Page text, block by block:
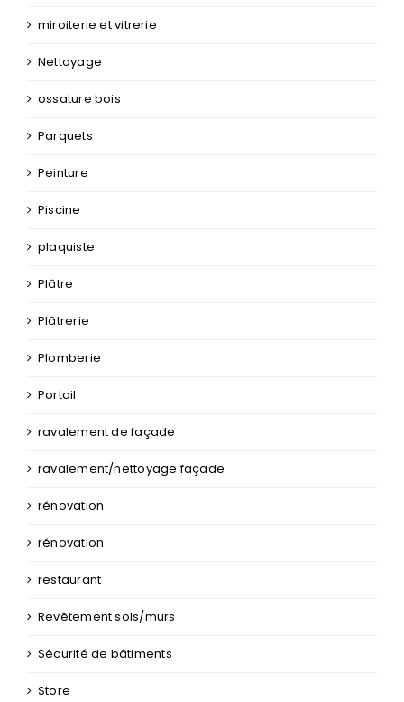
miroiterie et vitrerie
Nettoyage
ossature bois
Parquets
Peinture
Piscine
plaquiste
Plâtre
Plâtrerie
Plomberie
Portail
ravalement de façade
ravalement/nettoyage façade
rénovation
rénovation
restaurant
Revêtement sols/murs
Sécurité de bâtiments
Store